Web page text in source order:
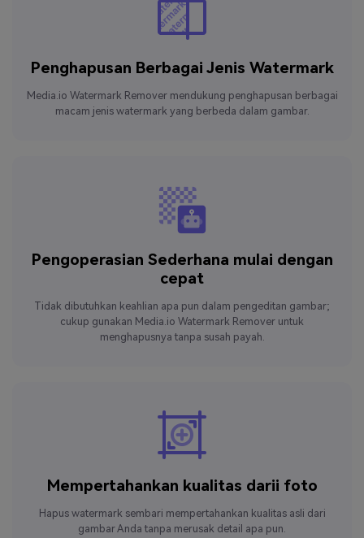
Penghapusan Berbagai Jenis Watermark
Media.io Watermark Remover mendukung penghapusan berbagai
macam jenis watermark yang berbeda dalam gambar.
Pengoperasian Sederhana mulai dengan
cepat
Tidak dibutuhkan keahlian apa pun dalam pengeditan gambar;
cukup gunakan Media.io Watermark Remover untuk
menghapusnya tanpa susah payah.
Mempertahankan kualitas darii foto
Hapus watermark sembari mempertahankan kualitas asli dari
gambar Anda tanpa merusak detail apa pun.